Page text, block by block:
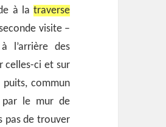
à la traverse
visite –
l’arrière des
celles-ci et sur
commun
par le mur de
pas de trouver